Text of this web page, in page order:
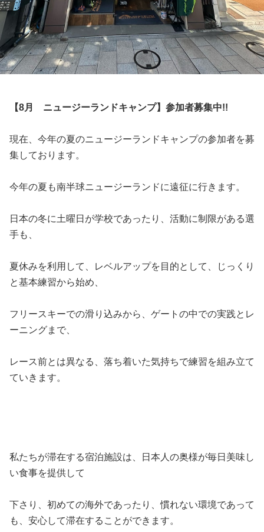
【8月 ニュージーランドキャンプ】参加者募集中!!
現在、今年の夏のニュージーランドキャンプの参加者を募
集しております。
今年の夏も南半球ニュージーランドに遠征に行きます。
日本の冬に土曜日が学校であったり、活動に制限がある選
手も、
夏休みを利用して、レベルアップを目的として、じっくり
と基本練習から始め、
フリースキーでの滑り込みから、ゲートの中での実践とレ
ーニングまで、
レース前とは異なる、落ち着いた気持ちで練習を組み立て
ていきます。
私たちが滞在する宿泊施設は、日本人の奥様が毎日美味し
い食事を提供して
下さり、初めての海外であったり、慣れない環境であって
も、安心して滞在することができます。